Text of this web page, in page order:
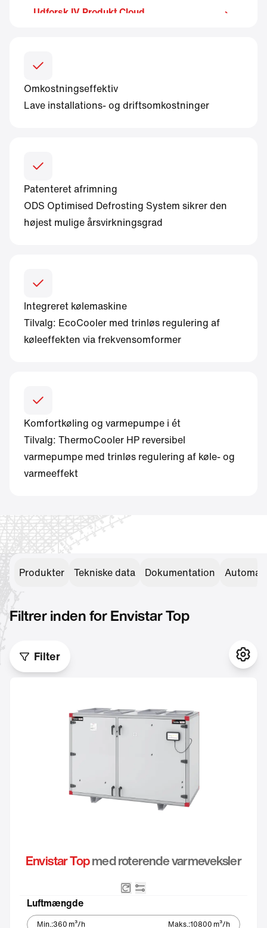
Udforsk IV Produkt Cloud
Omkostningseffektiv
Lave installations- og driftsomkostninger
Patenteret afrimning
ODS Optimised Defrosting System sikrer den
højest mulige årsvirkningsgrad
Integreret kølemaskine
Tilvalg: EcoCooler med trinløs regulering af
køleeffekten via frekvensomformer
Komfortkøling og varmepumpe i ét
Tilvalg: ThermoCooler HP reversibel
varmepumpe med trinløs regulering af køle- og
varmeeffekt
Produkter Tekniske data Dokumentation
Filtrer inden forEnvistar Top
Filter
Envistar Topmed roterende varmeveksler
Luftmængde
Min.:360 m³/h Maks.:10800 m³/h